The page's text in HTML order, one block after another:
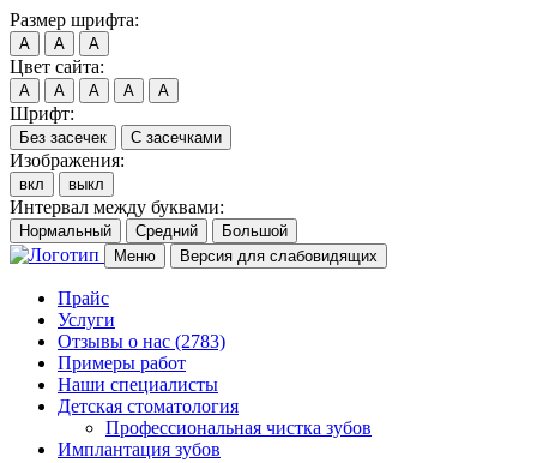
Размер шрифта:
A A A
Цвет сайта:
A A A A A
Шрифт:
Без засечек С засечками
Изображения:
вкл выкл
Интервал между буквами:
Нормальный Средний
Большой
Меню
Версия для слабовидящих
Прайс
Услуги
Отзывы о нас (2783)
Примеры работ
Наши специалисты
Детская стоматология
Профессиональная чистка зубов
Имплантация зубов